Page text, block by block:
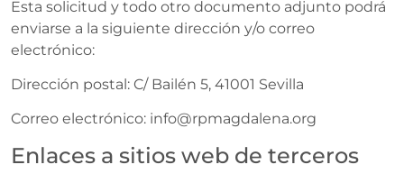
Esta solicitud y todo otro documento adjunto podrá
enviarse a la siguiente dirección y/o correo
electrónico:
Dirección postal: C/ Bailén 5, 41001 Sevilla
Correo electrónico: info@rpmagdalena.org
Enlaces a sitios web de terceros